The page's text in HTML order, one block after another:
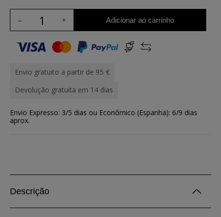
Adicionar ao carrinho
Envio gratuito a partir de 95 €
Devolução gratuita em 14 dias
Envio Expresso: 3/5 dias ou Econômico (Espanha): 6/9 dias
aprox.
Descrição